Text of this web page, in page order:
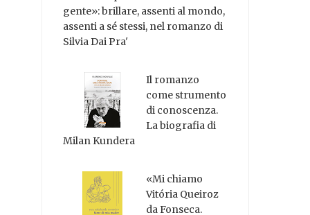
gente»: brillare, assenti al mondo,
assenti a sé stessi, nel romanzo di
Silvia Dai Pra'
Il romanzo
come strumento
di conoscenza.
La biografia di
Milan Kundera
«Mi chiamo
Vitória Queiroz
da Fonseca.